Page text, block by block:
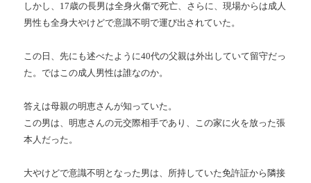
しかし、17歳の長男は全身火傷で死亡、さらに、現場からは成人
男性も全身大やけどで意識不明で運び出されていた。
この日、先にも述べたように40代の父親は外出していて留守だっ
た。ではこの成人男性は誰なのか。
答えは母親の明恵さんが知っていた。
この男は、明恵さんの元交際相手であり、この家に火を放った張
本人だった。
大やけどで意識不明となった男は、所持していた免許証から隣接